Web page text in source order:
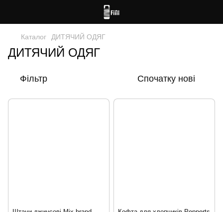
Каталог ДИТЯЧИЙ ОДЯГ
ДИТЯЧИЙ ОДЯГ
Фільтр Спочатку нові